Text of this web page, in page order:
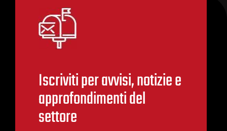
Iscriviti per avvisi, notizie e
approfondimenti del
settore